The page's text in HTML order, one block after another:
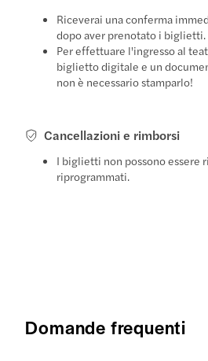
Riceverai una conferma
dopo aver prenotato i biglietti.
Per effettuare l'ingresso al
biglietto digitale e un
non è necessario stamparlo!
Cancellazioni e rimborsi
I biglietti non possono essere
riprogrammati.
Domande frequenti